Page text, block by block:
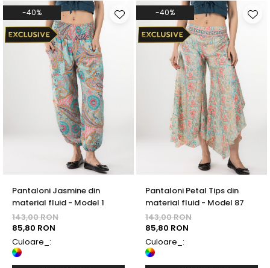
-40%
Pantaloni Jasmine din
material fluid - Model 1
143,00 RON
85,80 RON
Culoare_:
-40%
Pantaloni Petal Tips din
material fluid - Model 87
143,00 RON
85,80 RON
Culoare_: